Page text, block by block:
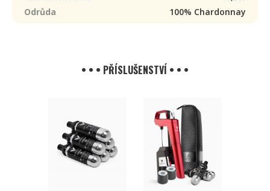
Odrůda
100% Chardonnay
• • • PŘÍSLUŠENSTVÍ • • •